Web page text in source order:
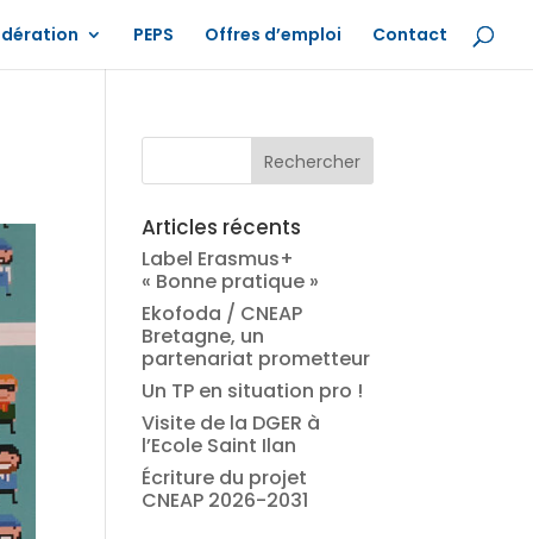
PEPS Offres d’emploi Contact
Articles récents
Label Erasmus+
« Bonne pratique »
Ekofoda / CNEAP
Bretagne, un
partenariat prometteur
Un TP en situation pro !
Visite de la DGER à
l’Ecole Saint Ilan
Écriture du projet
CNEAP 2026-2031